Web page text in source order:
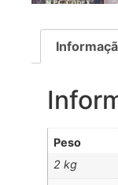
Peso
2 kg